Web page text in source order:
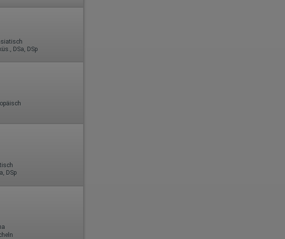
DSa, DSp
DSp